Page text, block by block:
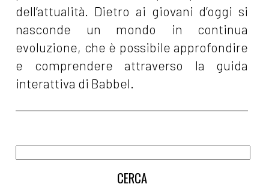
dell’attualità. Dietro ai giovani d’oggi si
nasconde un mondo in continua
evoluzione, che è possibile approfondire
e comprendere attraverso la guida
interattiva di Babbel.